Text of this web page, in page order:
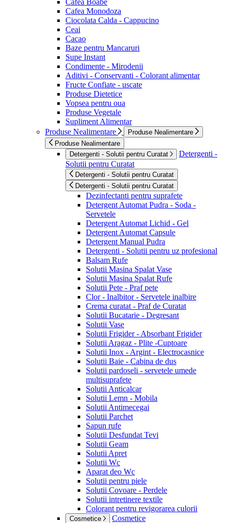
Cafea Monodoza
Ciocolata Calda - Cappucino
Ceai
Cacao
Baze pentru Mancaruri
Supe Instant
Condimente - Mirodenii
Aditivi - Conservanti - Colorant alimentar
Fructe Confiate - uscate
Produse Dietetice
Vopsea pentru oua
Produse Vegetale
Supliment Alimentar
Produse Nealimentare
Produse Nealimentare
Produse Nealimentare
Detergenti - Solutii pentru Curatat
Detergenti -
Solutii pentru Curatat
Detergenti - Solutii pentru Curatat
Detergenti - Solutii pentru Curatat
Dezinfectanti pentru suprafete
Detergent Automat Pudra - Soda -
Servetele
Detergent Automat Lichid - Gel
Detergent Automat Capsule
Detergent Manual Pudra
Detergenti - Solutii pentru uz profesional
Balsam Rufe
Solutii Masina Spalat Vase
Solutii Masina Spalat Rufe
Solutii Pete - Praf pete
Clor - Inalbitor - Servetele inalbire
Crema curatat - Praf de Curatat
Solutii Bucatarie - Degresant
Solutii Vase
Solutii Frigider - Absorbant Frigider
Solutii Aragaz - Plite -Cuptoare
Solutii Inox - Argint - Electrocasnice
Solutii Baie - Cabina de dus
Solutii pardoseli - servetele umede
multisuprafete
Solutii Anticalcar
Solutii Lemn - Mobila
Solutii Antimecegai
Solutii Parchet
Sapun rufe
Solutii Desfundat Tevi
Solutii Geam
Solutii Apret
Solutii Wc
Aparat deo Wc
Solutii pentru piele
Solutii Covoare - Perdele
Solutii intretinere textile
Colorant pentru revigorarea culorii
Cosmetice Cosmetice